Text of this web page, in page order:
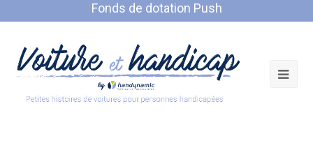
Fonds de dotation Push